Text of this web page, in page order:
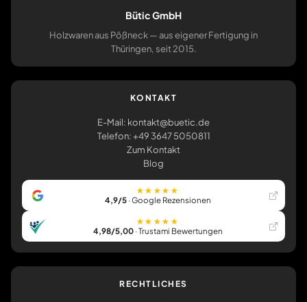
Bütic GmbH
Holzwaren aus Pößneck — aus eigener Fertigung in
Thüringen, seit 2015.
KONTAKT
E-Mail: kontakt@buetic.de
Telefon: +49 3647 5050811
Zum Kontakt
Blog
★★★★★
4,9/5· Google Rezensionen
★★★★★
4,98/5,00· Trustami Bewertungen
RECHTLICHES